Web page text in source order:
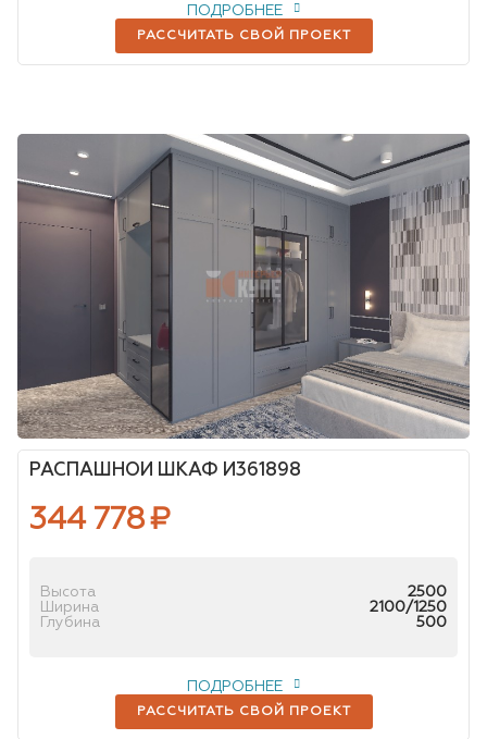
РАССЧИТАТЬ СВОЙ ПРОЕКТ
ПОДРОБНЕЕ
РАСПАШНОЙ ШКАФ И361898
344 778₽
Высота
2500
Ширина
2100/1250
Глубина
500
РАССЧИТАТЬ СВОЙ ПРОЕКТ
ПОДРОБНЕЕ